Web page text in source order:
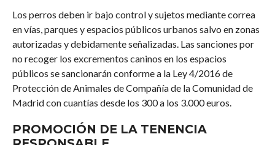
Los perros deben ir bajo control y sujetos mediante correa
en vías, parques y espacios públicos urbanos salvo en zonas
autorizadas y debidamente señalizadas. Las sanciones por
no recoger los excrementos caninos en los espacios
públicos se sancionarán conforme a la Ley 4/2016 de
Protección de Animales de Compañía de la Comunidad de
Madrid con cuantías desde los 300 a los 3.000 euros.
PROMOCIÓN DE LA TENENCIA